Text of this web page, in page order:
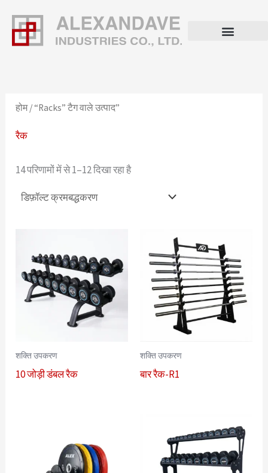
जाएं
होम/ “Racks” टैग वाले उत्पाद”
रैक
14 परिणामों में से 1–12 दिखा रहा है
शक्ति उपकरण
10 जोड़ी डंबल रैक
शक्ति उपकरण
बार रैक-R1